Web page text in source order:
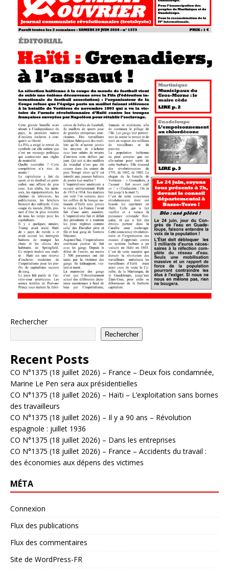
Rechercher
Rechercher
Recent Posts
CO N°1375 (18 juillet 2026) – France – Deux fois condamnée,
Marine Le Pen sera aux présidentielles
CO N°1375 (18 juillet 2026) – Haïti – L’exploitation sans bornes
des travailleurs
CO N°1375 (18 juillet 2026) – Il y a 90 ans – Révolution
espagnole : juillet 1936
CO N°1375 (18 juillet 2026) – Dans les entreprises
CO N°1375 (18 juillet 2026) – France – Accidents du travail :
des économies aux dépens des victimes
MÉTA
Connexion
Flux des publications
Flux des commentaires
Site de WordPress-FR